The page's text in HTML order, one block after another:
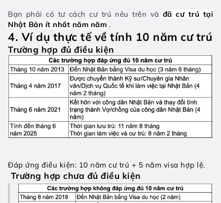
Bạn phải có tư cách cư trú nêu trên và đã cư trú tại
Nhật Bản ít nhất năm năm .
4. Ví dụ thực tế về tính 10 năm cư trú
Trường hợp đủ điều kiện
Đáp ứng điều kiện: 10 năm cư trú + 5 năm visa hợp lệ.
Trường hợp chưa đủ điều kiện